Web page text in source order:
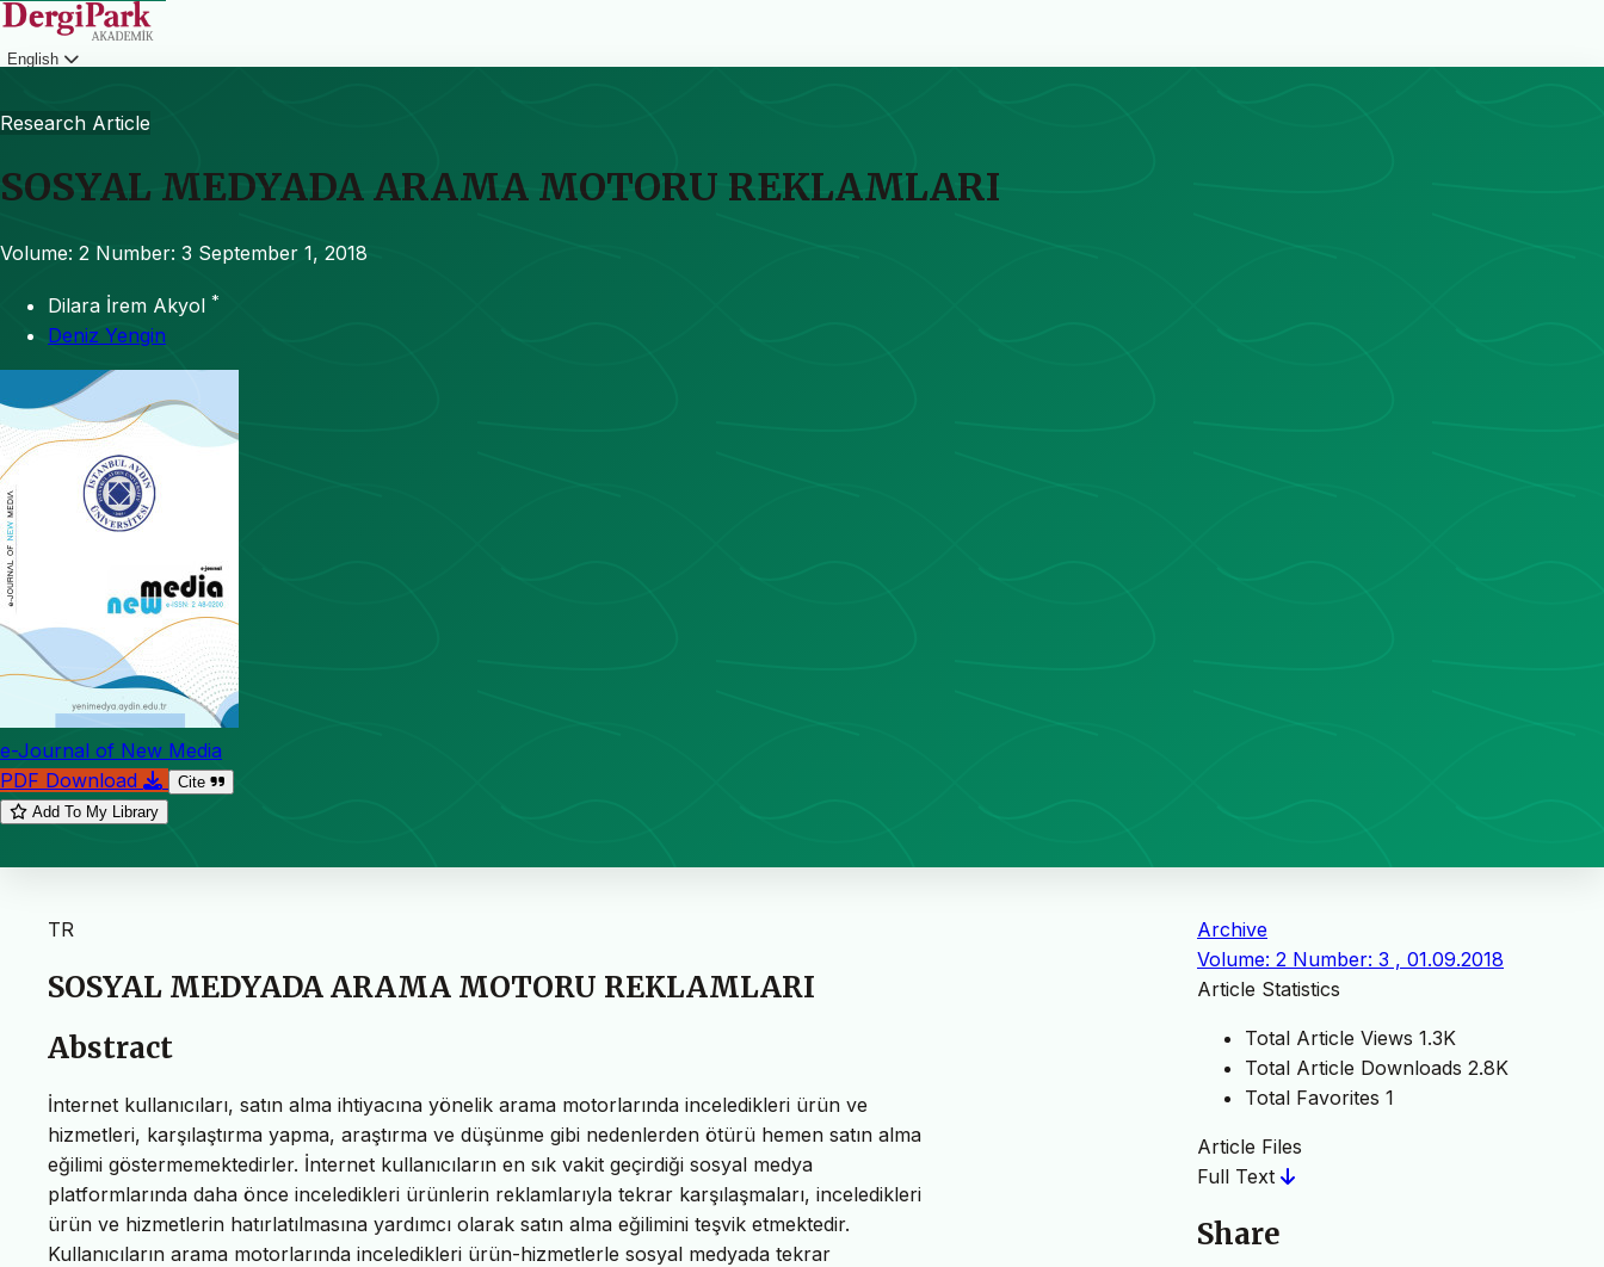
English
Research Article
SOSYAL MEDYADA ARAMA MOTORU REKLAMLARI
Volume: 2 Number: 3 September 1, 2018
Dilara İrem Akyol *
Deniz Yengin
e-Journal of New Media
PDF Download
Cite
Add To My Library
TR
SOSYAL MEDYADA ARAMA MOTORU REKLAMLARI
Abstract
İnternet kullanıcıları, satın alma ihtiyacına yönelik arama motorlarında inceledikleri ürün ve
hizmetleri, karşılaştırma yapma, araştırma ve düşünme gibi nedenlerden ötürü hemen satın alma
eğilimi göstermemektedirler. İnternet kullanıcıların en sık vakit geçirdiği sosyal medya
platformlarında daha önce inceledikleri ürünlerin reklamlarıyla tekrar karşılaşmaları, inceledikleri
ürün ve hizmetlerin hatırlatılmasına yardımcı olarak satın alma eğilimini teşvik etmektedir.
Kullanıcıların arama motorlarında inceledikleri ürün-hizmetlerle sosyal medyada tekrar
Archive
Volume: 2 Number: 3 , 01.09.2018
Article Statistics
Total Article Views 1.3K
Total Article Downloads 2.8K
Total Favorites 1
Article Files
Full Text
Share